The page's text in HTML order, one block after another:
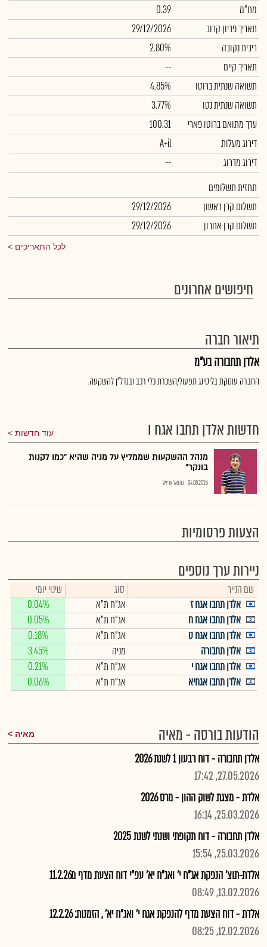
מח"מ
0.39
תאריך פדיון קרוב
29/12/2026
ריבית נקובה
2.80%
תאריך קיים
--
תשואה שנתית ברוטו
4.85%
תשואה שנתית נטו
3.77%
ערך מתואם ברוטו פארי
100.31
דירוג מעלות
A+il
דירוג מדרוג
--
תחזית תשלומים
תשלום קרן ראשון
29/12/2026
תשלום קרן אחרון
29/12/2026
לכל התאריכים
חיפושים אחרונים
תיאור חברה
אלדן תחבורה בע"מ
החברה עוסקת בליסינג תפעולי,השכרת כלי רכב ובנדל"ן להשקעה.
חדשות אלדן תחבו אגח ו עוד חדשות
מנהל ההשקעות שממליץ על מניה שהיא "כמו לקנות
בונקר"
04.08.2026 נתנאל אריאל
הצעות פרסומיות
ניירות ערך נוספים
שם הנייר סוג
שינוי יומי
אלדן תחבו אגח ז
אג"ח ת"א
0.04%
אלדן תחבו אגח ח
אג"ח ת"א
0.05%
אלדן תחבו אגח ט
אג"ח ת"א
0.18%
אלדן תחבורה
מניה
3.45%
אלדן תחבו אגח י
אג"ח ת"א
0.21%
אלדן תחבו אגחיא
אג"ח ת"א 0.06%
הודעות בורסה - מאיה מאיה
אלדן תחבורה - דוח רבעון 1 לשנת 2026
27.05.2026, 17:42
אלדת - מצגת לשוק ההון - מרס 2026
25.03.2026, 16:14
אלדן תחבורה - דוח תקופתי ושנתי לשנת 2025
25.03.2026, 15:54
אלדת-תוצ' הנפקת אג"ח י' ואג"ח יא' עפ"י דוח הצעת מדף מ11.2.26
13.02.2026, 08:49
אלדת - דוח הצעת מדף להנפקת אגח י' ואג"ח יא' , הזמנות: 12.2.26
12.02.2026, 08:25